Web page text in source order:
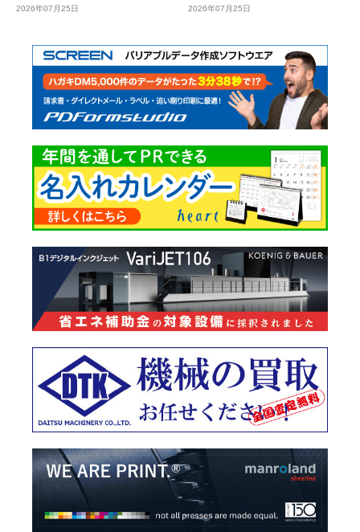
2026年07月25日 2026年07月25日